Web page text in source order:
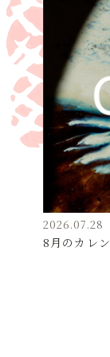
2026.07.28
8月のカレ